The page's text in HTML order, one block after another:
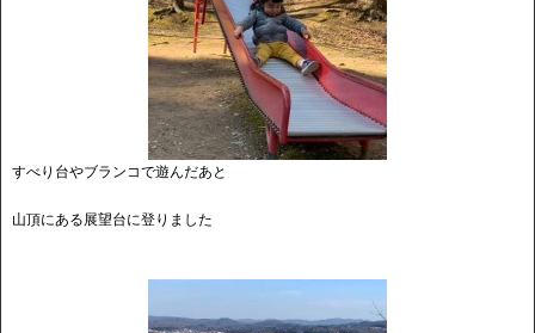
すべり台やブランコで遊んだあと
山頂にある展望台に登りました